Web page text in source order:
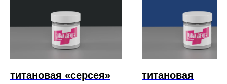
титановая «серсея»
титановая